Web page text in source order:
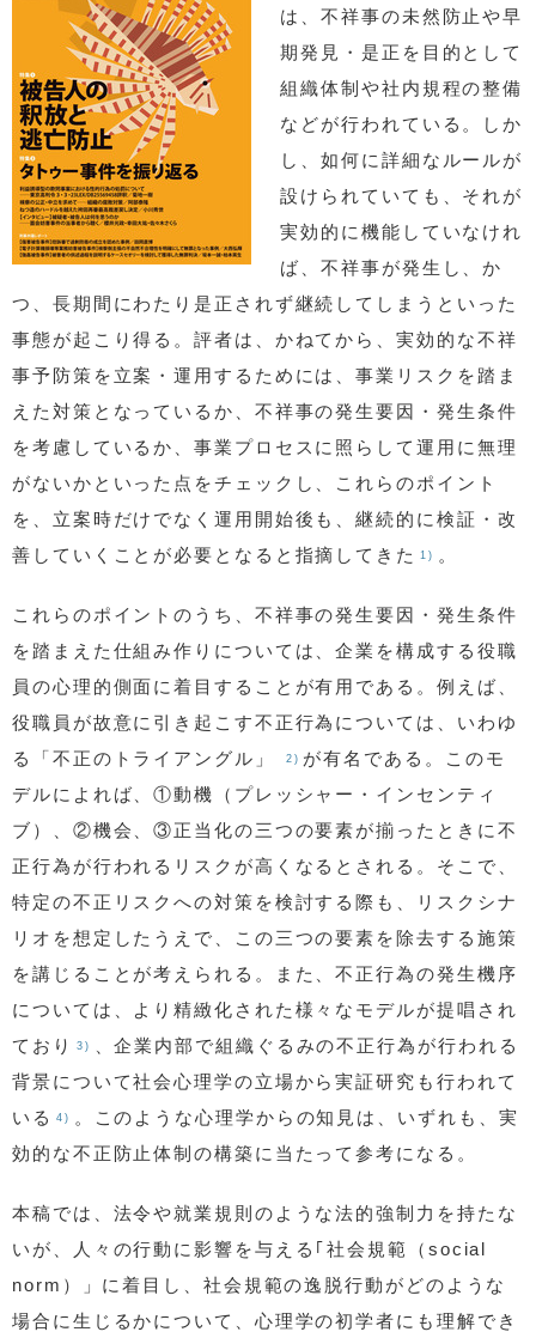
は、不祥事の未然防止や早
期発見・是正を目的として
組織体制や社内規程の整備
などが行われている。しか
し、如何に詳細なルールが
設けられていても、それが
実効的に機能していなけれ
ば、不祥事が発生し、か
つ、長期間にわたり是正されず継続してしまうといった
事態が起こり得る。評者は、かねてから、実効的な不祥
事予防策を立案・運用するためには、事業リスクを踏ま
えた対策となっているか、不祥事の発生要因・発生条件
を考慮しているか、事業プロセスに照らして運用に無理
がないかといった点をチェックし、これらのポイント
を、立案時だけでなく運用開始後も、継続的に検証・改
善していくことが必要となると指摘してきた
1) 。
これらのポイントのうち、不祥事の発生要因・発生条件
を踏まえた仕組み作りについては、企業を構成する役職
員の心理的側面に着目することが有用である。例えば、
役職員が故意に引き起こす不正行為については、いわゆ
る「不正のトライアングル」
2) が有名である。このモ
デルによれば、①動機（プレッシャー・インセンティ
ブ）、②機会、③正当化の三つの要素が揃ったときに不
正行為が行われるリスクが高くなるとされる。そこで、
特定の不正リスクへの対策を検討する際も、リスクシナ
リオを想定したうえで、この三つの要素を除去する施策
を講じることが考えられる。また、不正行為の発生機序
については、より精緻化された様々なモデルが提唱され
ており
3)
、企業内部で組織ぐるみの不正行為が行われる
背景について社会心理学の立場から実証研究も行われて
いる
4)
。このような心理学からの知見は、いずれも、実
効的な不正防止体制の構築に当たって参考になる。
本稿では、法令や就業規則のような法的強制力を持たな
いが、人々の行動に影響を与える｢社会規範（social
norm）」に着目し、社会規範の逸脱行動がどのような
場合に生じるかについて、心理学の初学者にも理解でき